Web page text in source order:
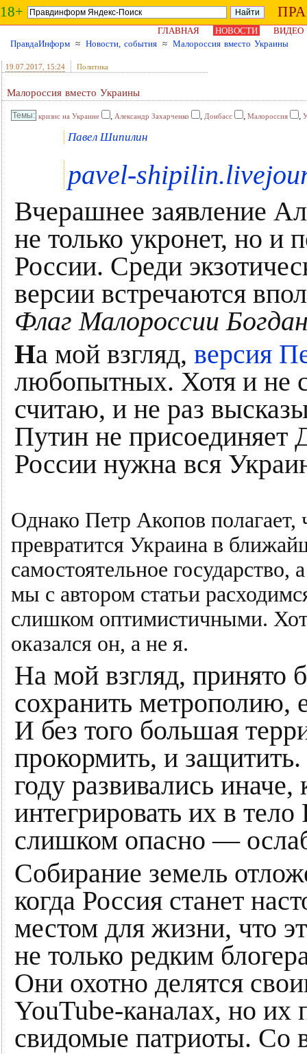
18+
ГЛАВНАЯ НОВОСТИ
ВИДЕО
ПравдаИнформ ≈ Новости, события ≈ Малороссия вместо Украины
19.07.2017 , 15:24 Политика
Малороссия вместо Украины
кризис на Украине , Александр Захарченко , Донбасс , Малороссия ,
Павел Шипилин
pavel-
Вчерашнее заявление
не только укронет, но и
России. Среди
версии встречаются
Флаг Малороссии
На мой взгляд, версия
любопытных. Хотя и не
считаю, и не раз
Путин не присоединяет
России нужна вся
Однако Петр Акопов
превратится Украина в
самостоятельное государство,
мы с автором статьи
слишком оптимистичными.
оказался он, а не я.
На мой взгляд, принято
сохранить
И без того большая
прокормить, и
году развивались
интегрировать их в
слишком опасно —
Собирание земель
когда Россия станет
местом для жизни, что
не только редким
Они охотно делятся
YouTube-каналах, но их
свидомые патриоты. Со